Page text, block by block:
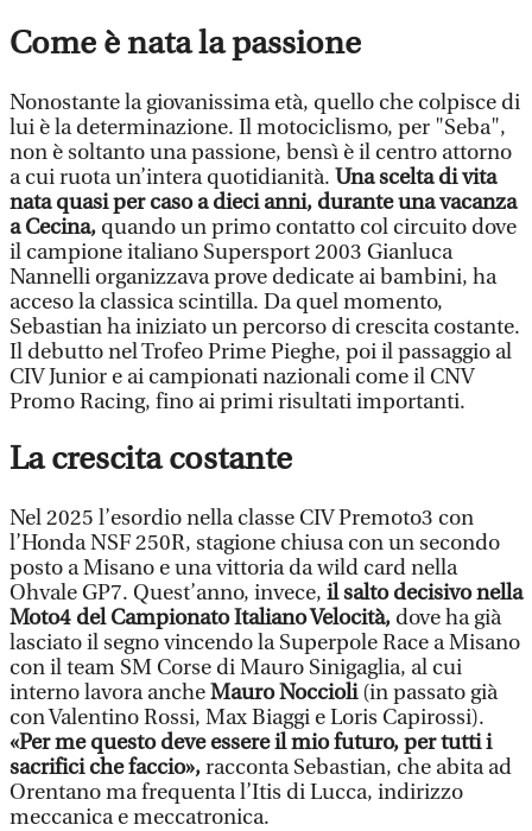
Come è nata la passione
Nonostante la giovanissima età, quello che colpisce di
lui è la determinazione. Il motociclismo, per "Seba",
non è soltanto una passione, bensì è il centro attorno
a cui ruota un’intera quotidianità. Una scelta di vita
nata quasi per caso a dieci anni, durante una vacanza
a Cecina, quando un primo contatto col circuito dove
il campione italiano Supersport 2003 Gianluca
Nannelli organizzava prove dedicate ai bambini, ha
acceso la classica scintilla. Da quel momento,
Sebastian ha iniziato un percorso di crescita costante.
Il debutto nel Trofeo Prime Pieghe, poi il passaggio al
CIV Junior e ai campionati nazionali come il CNV
Promo Racing, fino ai primi risultati importanti.
La crescita costante
Nel 2025 l’esordio nella classe CIV Premoto3 con
l’Honda NSF 250R, stagione chiusa con un secondo
posto a Misano e una vittoria da wild card nella
Ohvale GP7. Quest’anno, invece, il salto decisivo nella
Moto4 del Campionato Italiano Velocità, dove ha già
lasciato il segno vincendo la Superpole Race a Misano
con il team SM Corse di Mauro Sinigaglia, al cui
interno lavora ancheMauro Noccioli(in passato già
con Valentino Rossi, Max Biaggi e Loris Capirossi).
«Per me questo deve essere il mio futuro, per tutti i
sacrifici che faccio»,racconta Sebastian, che abita ad
Orentano ma frequenta l’Itis di Lucca, indirizzo
meccanica e meccatronica.